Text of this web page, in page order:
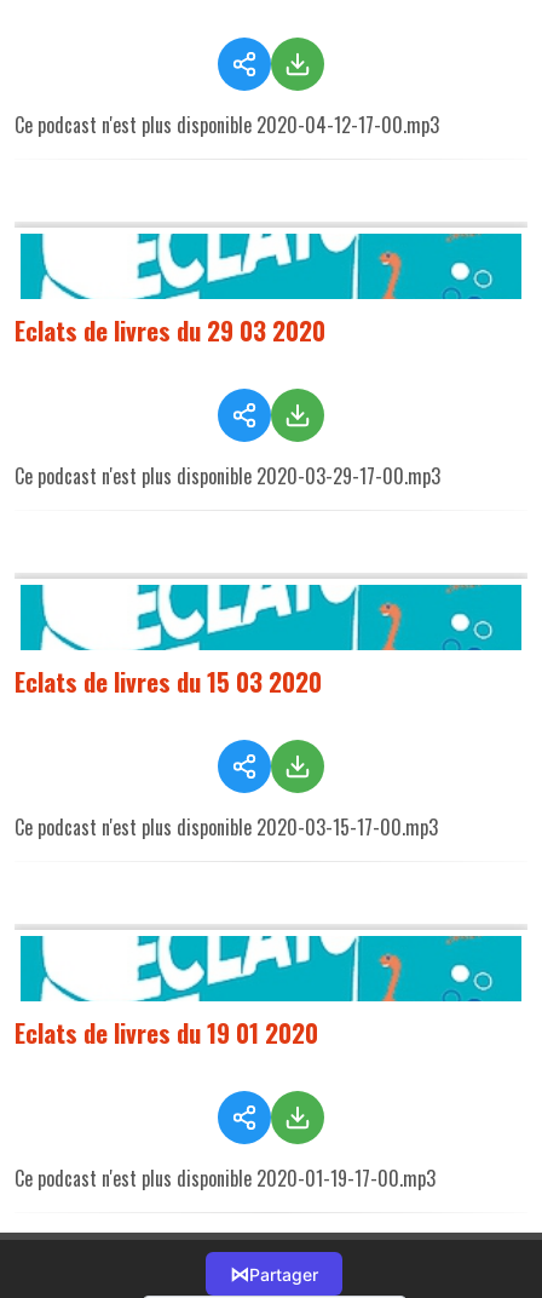
Ce podcast n'est plus disponible 2020-04-12-17-00.mp3
Eclats de livres du 29 03 2020
Ce podcast n'est plus disponible 2020-03-29-17-00.mp3
Eclats de livres du 15 03 2020
Ce podcast n'est plus disponible 2020-03-15-17-00.mp3
Eclats de livres du 19 01 2020
Ce podcast n'est plus disponible 2020-01-19-17-00.mp3
⋈Partager